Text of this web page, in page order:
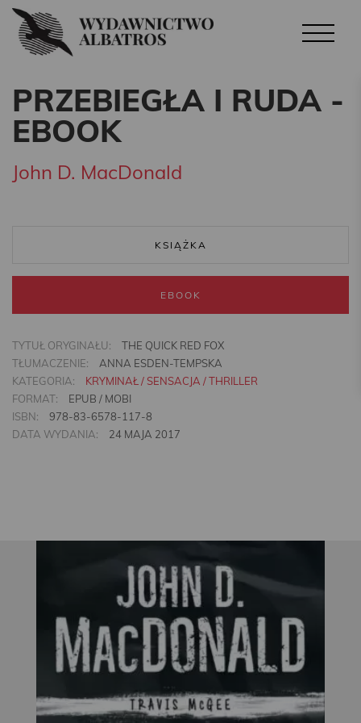
PRZEBIEGŁA I RUDA -
EBOOK
John D. MacDonald
KSIĄŻKA
EBOOK
TYTUŁ ORYGINAŁU:
THE QUICK RED FOX
TŁUMACZENIE:
ANNA ESDEN-TEMPSKA
KATEGORIA:
KRYMINAŁ / SENSACJA / THRILLER
FORMAT:
EPUB / MOBI
ISBN:
978-83-6578-117-8
DATA WYDANIA:
24 MAJA 2017